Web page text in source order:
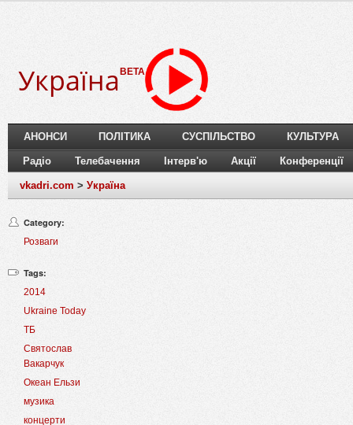
Україна BETA
АНОНСИ ПОЛІТИКА СУСПІЛЬСТВО КУЛЬТУРА
Радіо Телебачення Інтерв'ю Акції Конференції
vkadri.com > Україна
Category:
Розваги
Tags:
2014
Ukraine Today
ТБ
Святослав
Вакарчук
Океан Ельзи
музика
концерти